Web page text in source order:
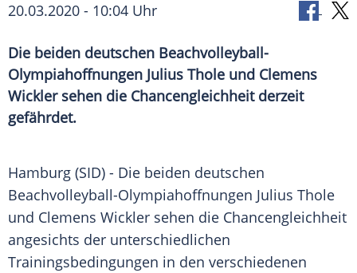
20.03.2020 - 10:04 Uhr
Die beiden deutschen Beachvolleyball-
Olympiahoffnungen Julius Thole und Clemens
Wickler sehen die Chancengleichheit derzeit
gefährdet.
Hamburg (SID) - Die beiden deutschen
Beachvolleyball-Olympiahoffnungen Julius Thole
und Clemens Wickler sehen die Chancengleichheit
angesichts der unterschiedlichen
Trainingsbedingungen in den verschiedenen